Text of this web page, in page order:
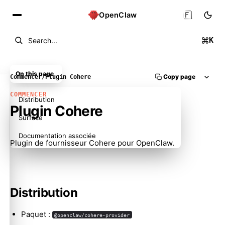
OpenClaw
Search... K
🇫🇷
Commencer/Plugin Cohere Copy page
COMMENCER
Plugin Cohere
Plugin de fournisseur Cohere pour OpenClaw.
Distribution
Paquet : @openclaw/cohere-provider
On this page
Distribution
Surface
Documentation associée